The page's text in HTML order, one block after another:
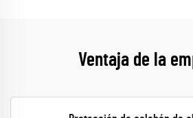
Ventaja de la